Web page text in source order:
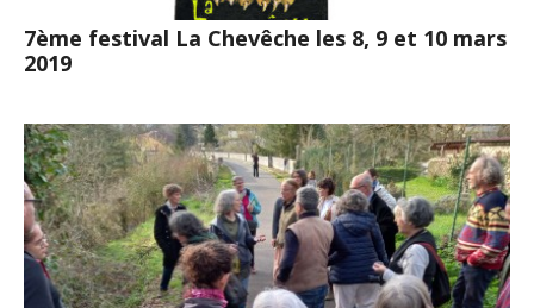
7ème festival La Chevêche les 8, 9 et 10 mars
2019